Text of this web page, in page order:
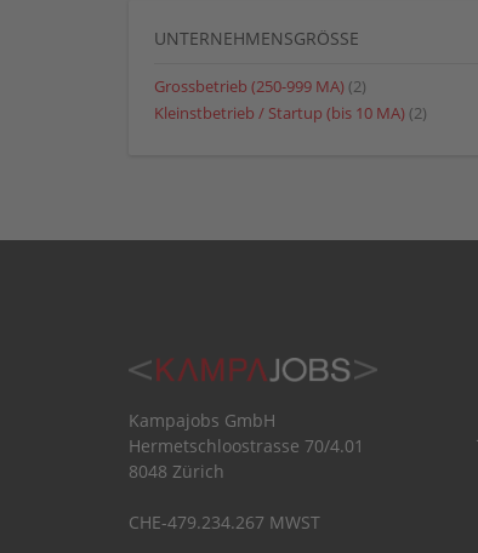
UNTERNEHMENSGRÖSSE
Grossbetrieb (250-999 MA) (2)
Kleinstbetrieb / Startup (bis 10 MA) (2)
Kampajobs GmbH
Hermetschloostrasse 70/4.01
8048 Zürich
CHE-479.234.267 MWST